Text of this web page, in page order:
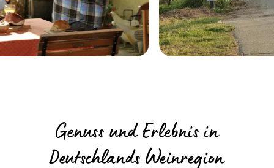
Genuss und Erlebnis in
Deutschlands Weinregion